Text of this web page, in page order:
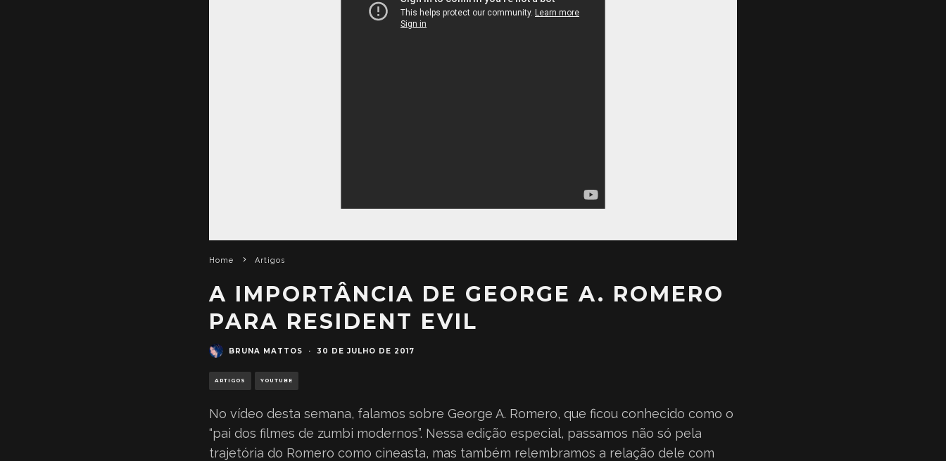
Home Artigos
A IMPORTÂNCIA DE GEORGE A. ROMERO
PARA RESIDENT EVIL
BRUNA MATTOS · 30 DE JULHO DE 2017
ARTIGOS YOUTUBE
No vídeo desta semana, falamos sobre George A. Romero, que ficou conhecido como o
“pai dos filmes de zumbi modernos”. Nessa edição especial, passamos não só pela
trajetória do Romero como cineasta, mas também relembramos a relação dele com